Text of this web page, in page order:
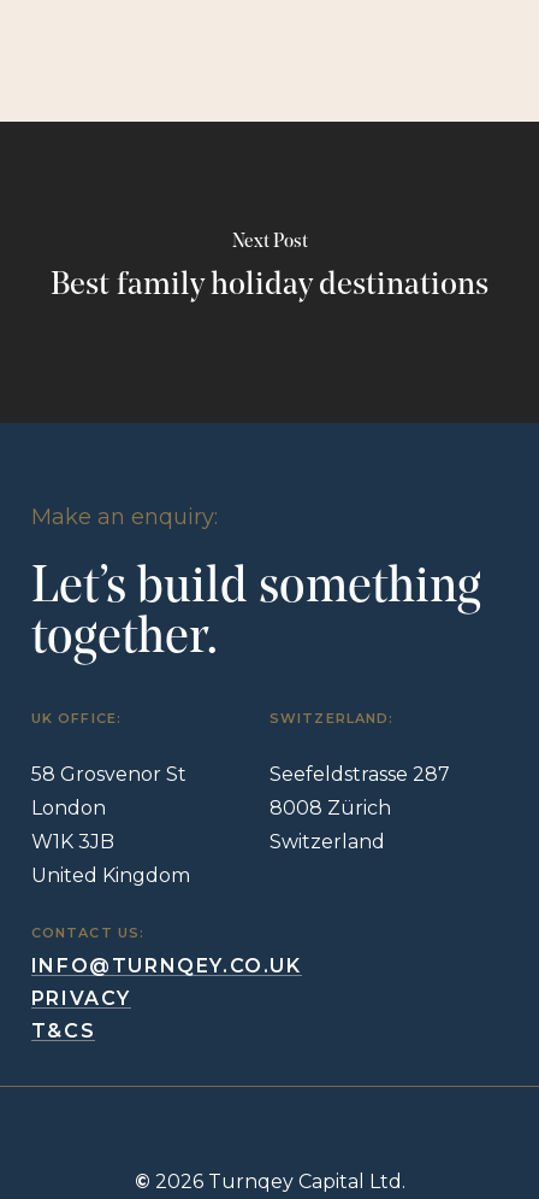
Next Post
Best family holiday destinations
Make an enquiry:
Let’s build something
together.
UK OFFICE:
58 Grosvenor St
London
W1K 3JB
United Kingdom
SWITZERLAND:
Seefeldstrasse 287
8008 Zürich
Switzerland
CONTACT US:
INFO@TURNQEY.CO.UK
PRIVACY
T&CS
© 2026Turnqey Capital Ltd.